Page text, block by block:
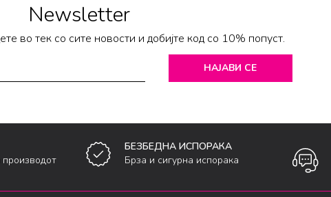
Newsletter
во тек со сите новости и добијте код со 10% попуст.
НАЈАВИ СЕ
БЕЗБЕДНА ИСПОРАКА
Брза и сигурна испорака